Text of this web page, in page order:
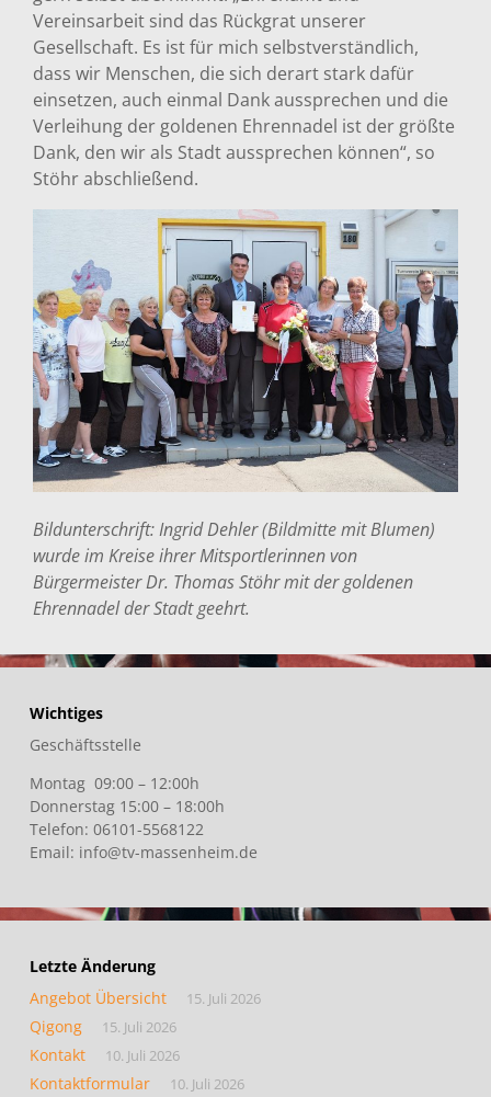
Vereinsarbeit sind das Rückgrat unserer
Gesellschaft. Es ist für mich selbstverständlich,
dass wir Menschen, die sich derart stark dafür
einsetzen, auch einmal Dank aussprechen und die
Verleihung der goldenen Ehrennadel ist der größte
Dank, den wir als Stadt aussprechen können“, so
Stöhr abschließend.
Bildunterschrift: Ingrid Dehler (Bildmitte mit Blumen)
wurde im Kreise ihrer Mitsportlerinnen von
Bürgermeister Dr. Thomas Stöhr mit der goldenen
Ehrennadel der Stadt geehrt.
Wichtiges
Geschäftsstelle
Montag 09:00 – 12:00h
Donnerstag 15:00 – 18:00h
Telefon: 06101-5568122
Email: info@tv-massenheim.de
Letzte Änderung
Angebot Übersicht
15. Juli 2026
Qigong 15. Juli 2026
Kontakt 10. Juli 2026
Kontaktformular 10. Juli 2026